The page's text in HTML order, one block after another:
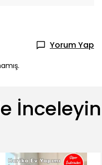
Yorum Yap
İnceleyin